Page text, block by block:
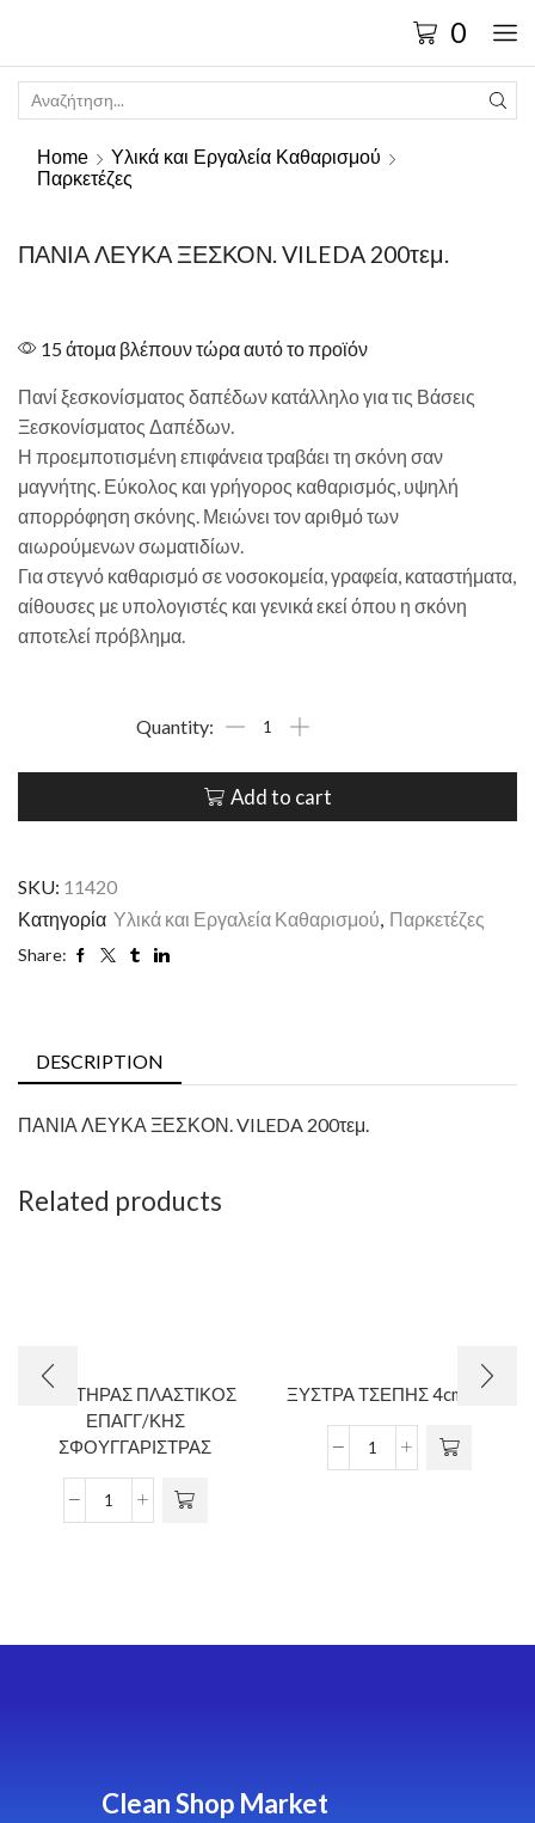
0
Home
Υλικά και Εργαλεία Καθαρισμού
Παρκετέζες
ΠΑΝΙΑ ΛΕΥΚΑ ΞΕΣΚΟΝ. VILEDA 200τεμ.
15 άτομα βλέπουν τώρα αυτό το προϊόν
Πανί ξεσκονίσματος δαπέδων κατάλληλο για τις Βάσεις
Ξεσκονίσματος Δαπέδων.
Η προεμποτισμένη επιφάνεια τραβάει τη σκόνη σαν
μαγνήτης. Εύκολος και γρήγορος καθαρισμός, υψηλή
απορρόφηση σκόνης. Μειώνει τον αριθμό των
αιωρούμενων σωματιδίων.
Για στεγνό καθαρισμό σε νοσοκομεία, γραφεία, καταστήματα,
αίθουσες με υπολογιστές και γενικά εκεί όπου η σκόνη
αποτελεί πρόβλημα.
Add to cart
SKU: 11420
Κατηγορία Υλικά και Εργαλεία Καθαρισμού, Παρκετέζες
Share:
DESCRIPTION
ΠΑΝΙΑ ΛΕΥΚΑ ΞΕΣΚΟΝ. VILEDA 200τεμ.
Related products
ΣΦΙΚΤΗΡΑΣ ΠΛΑΣΤΙΚΟΣ
ΕΠΑΓΓ/ΚΗΣ
ΣΦΟΥΓΓΑΡΙΣΤΡΑΣ
ΞΥΣΤΡΑ ΤΣΕΠΗΣ 4cm pullex
Clean Shop Market